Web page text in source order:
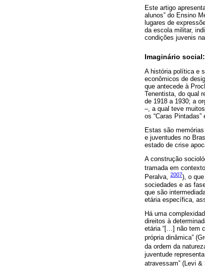
Este artigo
alunos” do Ensino
lugares de
da escola militar,
condições juvenis
Imaginário
A história política e
econômicos de
que antecede à
Tenentista, do qual
de 1918 a 1930; a
–, a qual teve
os “Caras
Estas são
e juventudes no
estado de crise
A construção
tramada em
Peralva, 2007), o
sociedades e as
que são
etária específica,
Há uma
direitos à
etária “[…] não tem
própria dinâmica”
da ordem da
juventude
atravessam” (Levi &